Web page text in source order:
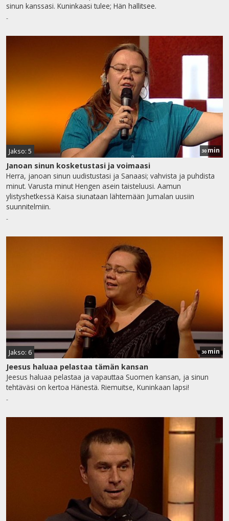
sinun kanssasi. Kuninkaasi tulee; Hän hallitsee.
-
Jakso: 5 30 min
Janoan sinun kosketustasi ja voimaasi
Herra, janoan sinun uudistustasi ja Sanaasi; vahvista ja puhdista
minut. Varusta minut Hengen asein taisteluusi. Aamun
ylistyshetkessä Kaisa siunataan lähtemään Jumalan uusiin
suunnitelmiin.
-
Jakso: 6 30min
Jeesus haluaa pelastaa tämän kansan
Jeesus haluaa pelastaa ja vapauttaa Suomen kansan, ja sinun
tehtäväsi on kertoa Hänestä. Riemuitse, Kuninkaan lapsi!
-